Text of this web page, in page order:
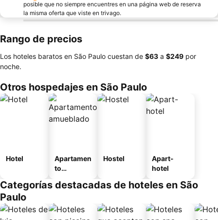
posible que no siempre encuentres en una página web de reserva
la misma oferta que viste en trivago.
Rango de precios
Los hoteles baratos en São Paulo cuestan de ‎$63 a ‎$249 por
noche.
Otros hospedajes en São Paulo
Hotel
Apartamen
to
o
Hostel
Apart-
hotel
Categorías destacadas de hoteles en São
Paulo